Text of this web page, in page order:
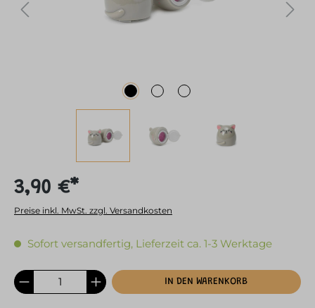
3,90 €*
Preise inkl. MwSt. zzgl. Versandkosten
Sofort versandfertig, Lieferzeit ca. 1-3 Werktage
IN DEN WARENKORB